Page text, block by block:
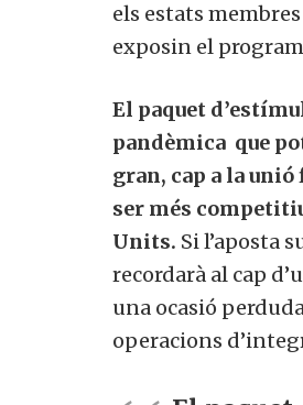
els estats
exposin el
El paquet
pandèmica que
gran, cap a la
ser més
Units.Si l’aposta
recordarà al cap
una ocasió
operacions